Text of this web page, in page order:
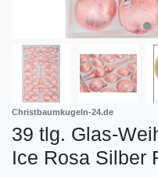
Christbaumkugeln-24.de
39 tlg. Glas-
Ice Rosa Silber